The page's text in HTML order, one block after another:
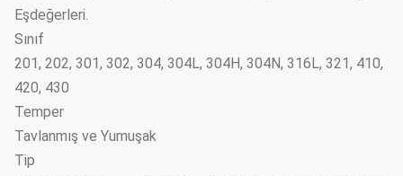
Eşdeğerleri.
Sınıf
201, 202, 301, 302, 304, 304L, 304H, 304N, 316L, 321, 410,
420, 430
Temper
Tavlanmış ve Yumuşak
Tip